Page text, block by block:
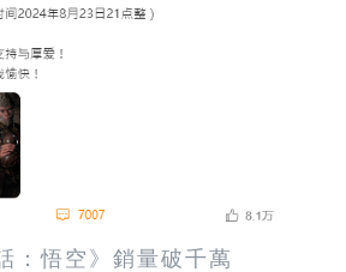
：悟空》銷量破千萬